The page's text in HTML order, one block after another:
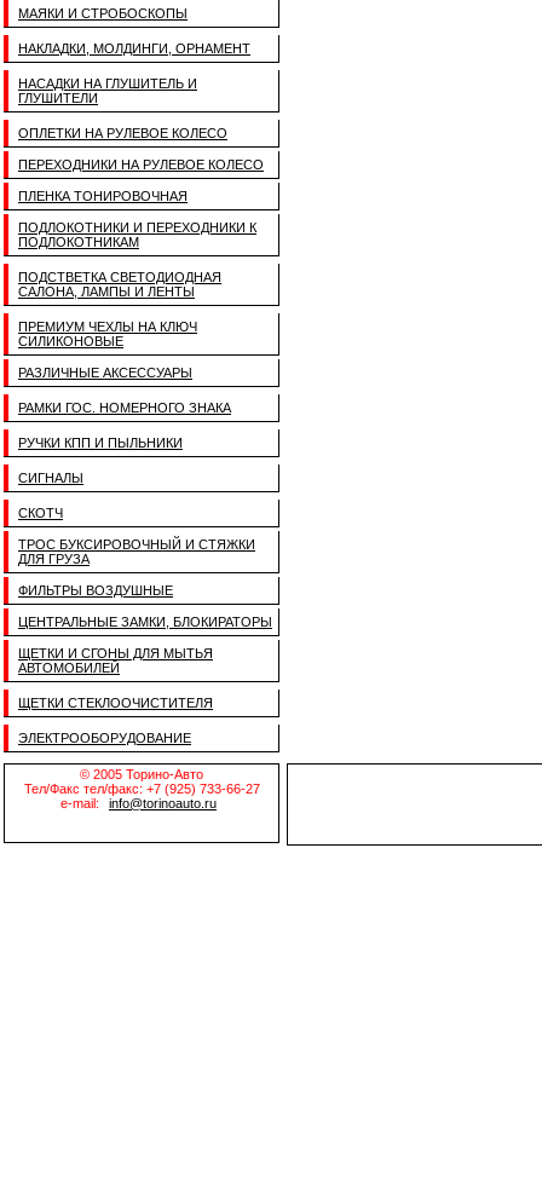
МАЯКИ И СТРОБОСКОПЫ
НАКЛАДКИ, МОЛДИНГИ, ОРНАМЕНТ
НАСАДКИ НА ГЛУШИТЕЛЬ И
ГЛУШИТЕЛИ
ОПЛЕТКИ НА РУЛЕВОЕ КОЛЕСО
ПЕРЕХОДНИКИ НА РУЛЕВОЕ КОЛЕСО
ПЛЕНКА ТОНИРОВОЧНАЯ
ПОДЛОКОТНИКИ И ПЕРЕХОДНИКИ К
ПОДЛОКОТНИКАМ
ПОДСТВЕТКА СВЕТОДИОДНАЯ
САЛОНА, ЛАМПЫ И ЛЕНТЫ
ПРЕМИУМ ЧЕХЛЫ НА КЛЮЧ
СИЛИКОНОВЫЕ
РАЗЛИЧНЫЕ АКСЕССУАРЫ
РАМКИ ГОС. НОМЕРНОГО ЗНАКА
РУЧКИ КПП И ПЫЛЬНИКИ
СИГНАЛЫ
СКОТЧ
ТРОС БУКСИРОВОЧНЫЙ И СТЯЖКИ
ДЛЯ ГРУЗА
ФИЛЬТРЫ ВОЗДУШНЫЕ
ЦЕНТРАЛЬНЫЕ ЗАМКИ, БЛОКИРАТОРЫ
ЩЕТКИ И СГОНЫ ДЛЯ МЫТЬЯ
АВТОМОБИЛЕЙ
ЩЕТКИ СТЕКЛООЧИСТИТЕЛЯ
ЭЛЕКТРООБОРУДОВАНИЕ
© 2005 Торино-Авто
Тел/Факс тел/факс: +7 (925) 733-66-27
e-mail:
info@torinoauto.ru